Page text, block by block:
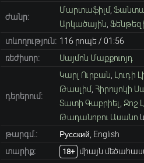
ժանր:
Մարտաֆիլմ,
Արկածային
տևողություն: 116 րոպե / 01։56
ռեժիսոր:
Սայմոն Մաքքուոյդ
դերերում:
Կարլ Ուրբան Լուդի
Թասլիմ, Հիրույոկի
Տատի Գաբրիել
Ջոշ
Թադանոբու Ասանո
թարգմ.:
Русский, English
տարիք։
18+
միայն